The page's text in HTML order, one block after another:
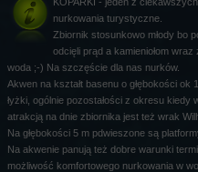
nurkowania turystyczne.
Zbiornik stosunkowo młody bo
odcięli prąd a kamieniołom
woda ;-) Na szczęście dla nas nurków.
Akwen na kształt basenu o głębokości
łyżki, ogólnie pozostałości z okresu kiedy
atrakcją na dnie zbiornika jest też wrak
Na głębokości 5 m pdwieszone są
Na akwenie panują też dobre warunki
możliwość komfortowego nurkowania w